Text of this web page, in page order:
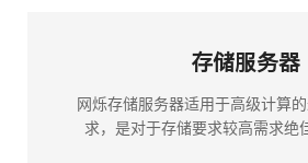
存储服务器
网烁存储服务器适用于高级计算
求，是对于存储要求较高需求绝